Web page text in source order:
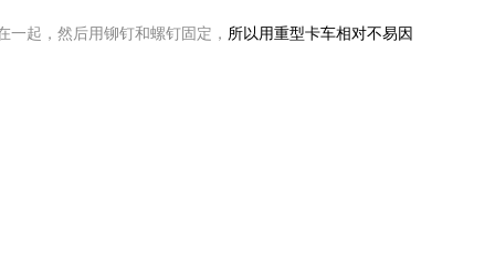
起，然后用铆钉和螺钉固定， 所以用重型卡车相对不易因